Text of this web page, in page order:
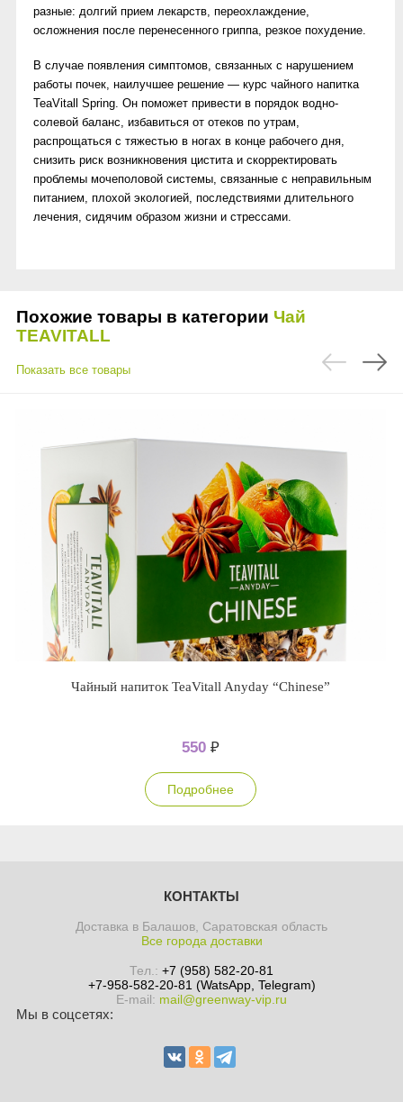
разные: долгий прием лекарств, переохлаждение,
осложнения после перенесенного гриппа, резкое похудение.
В случае появления симптомов, связанных с нарушением
работы почек, наилучшее решение — курс чайного напитка
TeaVitall Spring. Он поможет привести в порядок водно-
солевой баланс, избавиться от отеков по утрам,
распрощаться с тяжестью в ногах в конце рабочего дня,
снизить риск возникновения цистита и скорректировать
проблемы мочеполовой системы, связанные с неправильным
питанием, плохой экологией, последствиями длительного
лечения, сидячим образом жизни и стрессами.
Похожие товары в категории Чай
TEAVITALL
Показать все товары
Чайный напиток TeaVitall Anyday “Chinese”
550 ₽
Подробнее
КОНТАКТЫ
Доставка в Балашов, Саратовская область
Все города доставки
Тел.: +7 (958) 582-20-81
+7-958-582-20-81 (WatsApp, Telegram)
E-mail: mail@greenway-vip.ru
Мы в соцсетях: